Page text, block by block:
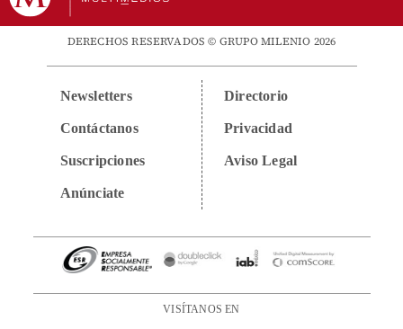
DERECHOS RESERVADOS © GRUPO MILENIO 2026
Newsletters
Contáctanos
Suscripciones
Anúnciate
Directorio
Privacidad
Aviso Legal
VISÍTANOS EN